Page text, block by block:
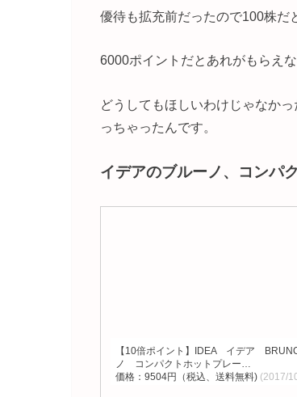
優待も拡充前だったので100株だ
6000ポイントだとあれがもらえ
どうしてもほしいわけじゃなか
っちゃったんです。
イデアのブルーノ、コンパ
【10倍ポイント】IDEA イデア
ノ コンパクトホットプレー…
価格：9504円（税込、送料無料) (2017/